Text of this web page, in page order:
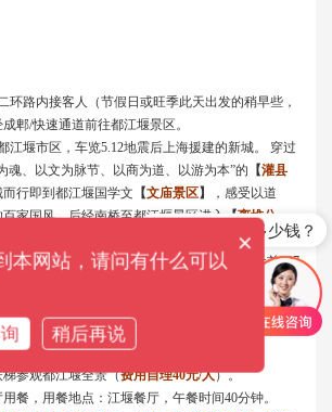
环路内接客人（节假日或旺季此天出发的稍早些 ，
成郫/快速通道前往都江堰景区。
江堰市区，车览5.12地震后上海援建的新城。 穿过
魂、以文为脉节、以商为道、以游为本”的 【灌县
而行即到都江堰国学文 【文庙景区】
，感受以道
家国风。后经南桥至都江堰景区进入【离堆公
清溪园、堰功道、卧铁、张松银杏（西游
、伏龙观 。之后来到战国秦昭王时期（公元前227
岷江上修建的中华第一古堰
被列为“世界文化遗
工程：
】、
】，过 【安澜索桥】。隔着岷江内江观看在 5.12地震
、纪念李冰父子的二王庙。
梯参观都江堰全景（费用自理40元/人）。
餐，用餐地点 ：江堰餐厅 ，午餐时间40分钟。
九寨沟旅游多少钱？
×
本网站，请问有什么可以
稍后再说